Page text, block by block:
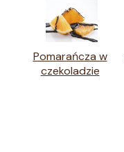
Pomarańcza w
czekoladzie